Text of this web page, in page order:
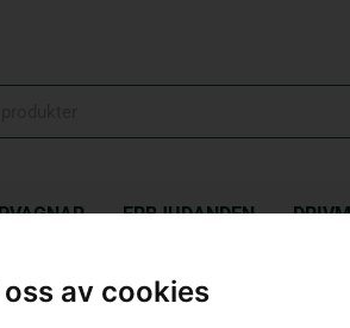
av cookies
ERBJUDANDEN